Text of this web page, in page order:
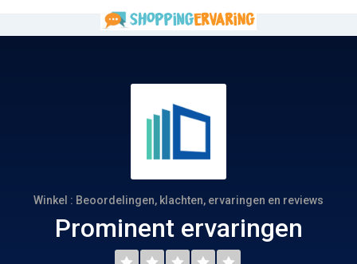
Winkel : Beoordelingen, klachten, ervaringen en reviews
Prominent ervaringen